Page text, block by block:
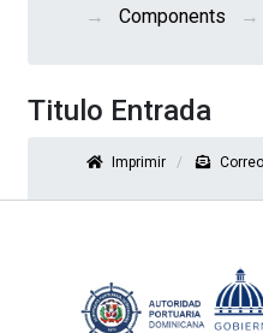
Components
Titulo Entrada
Imprimir Correo